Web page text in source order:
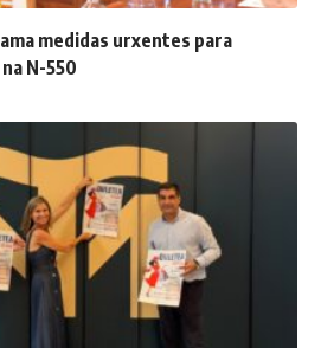
medidas urxentes para
N-550